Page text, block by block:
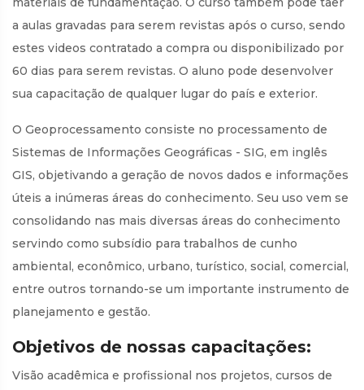
a aulas gravadas para serem revistas após o curso, sendo
estes videos contratado a compra ou disponibilizado por
60 dias para serem revistas. O aluno pode desenvolver
sua capacitação de qualquer lugar do país e exterior.
O Geoprocessamento consiste no processamento de
Sistemas de Informações Geográficas - SIG, em inglês
GIS, objetivando a geração de novos dados e informações
úteis a inúmeras áreas do conhecimento. Seu uso vem se
consolidando nas mais diversas áreas do conhecimento
servindo como subsídio para trabalhos de cunho
ambiental, econômico, urbano, turístico, social, comercial,
entre outros tornando-se um importante instrumento de
planejamento e gestão.
Objetivos de nossas capacitações:
Visão acadêmica e profissional nos projetos, cursos de